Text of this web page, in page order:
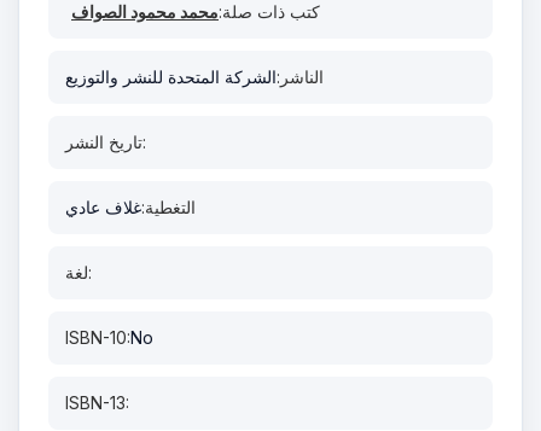
كتب ذات صلة:محمد محمود الصواف
الناشر:الشركة المتحدة للنشر والتوزيع
تاريخ النشر:
التغطية:غلاف عادي
لغة:
ISBN-10:No
ISBN-13: